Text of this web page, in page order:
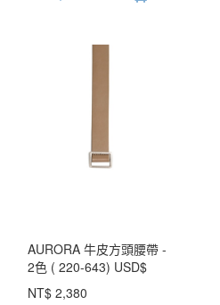
AURORA 牛皮方頭腰帶 -
2色 ( 220-643) USD$
82.1
NT$ 2,380